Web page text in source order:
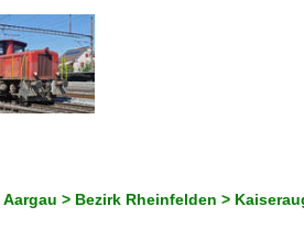
> Bezirk Rheinfelden >